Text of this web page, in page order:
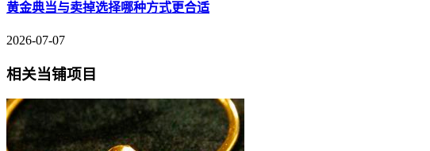
黄金典当与卖掉选择哪种方式更合适
2026-07-07
相关当铺项目